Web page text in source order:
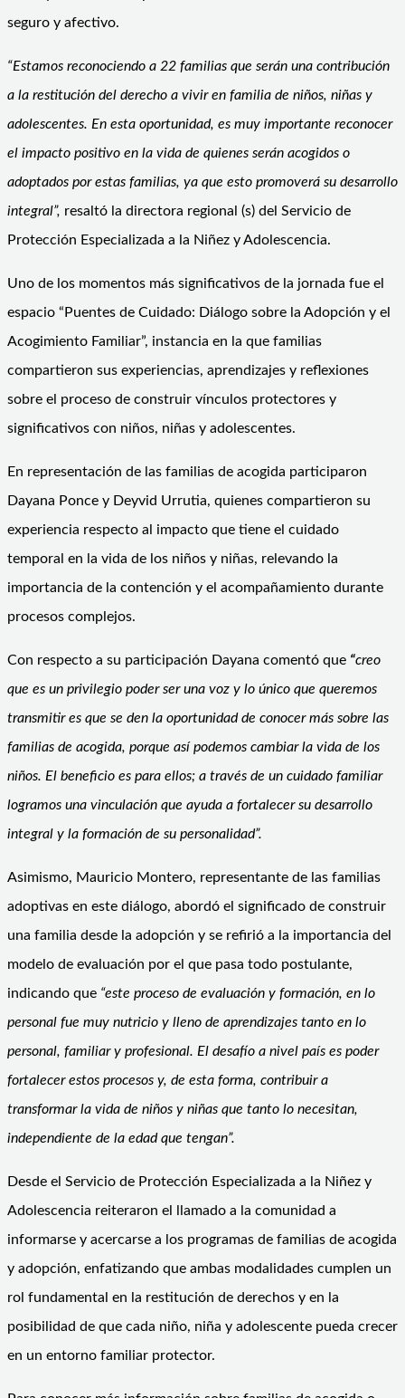
seguro y afectivo.
“Estamos reconociendo a 22 familias que serán una contribución
a la restitución del derecho a vivir en familia de niños, niñas y
adolescentes. En esta oportunidad, es muy importante reconocer
el impacto positivo en la vida de quienes serán acogidos o
adoptados por estas familias, ya que esto promoverá su desarrollo
integral”, resaltó la directora regional (s) del Servicio de
Protección Especializada a la Niñez y Adolescencia.
Uno de los momentos más significativos de la jornada fue el
espacio “Puentes de Cuidado: Diálogo sobre la Adopción y el
Acogimiento Familiar”, instancia en la que familias
compartieron sus experiencias, aprendizajes y reflexiones
sobre el proceso de construir vínculos protectores y
significativos con niños, niñas y adolescentes.
En representación de las familias de acogida participaron
Dayana Ponce y Deyvid Urrutia, quienes compartieron su
experiencia respecto al impacto que tiene el cuidado
temporal en la vida de los niños y niñas, relevando la
importancia de la contención y el acompañamiento durante
procesos complejos.
Con respecto a su participación Dayana comentó que “creo
que es un privilegio poder ser una voz y lo único que queremos
transmitir es que se den la oportunidad de conocer más sobre las
familias de acogida, porque así podemos cambiar la vida de los
niños. El beneficio es para ellos; a través de un cuidado familiar
logramos una vinculación que ayuda a fortalecer su desarrollo
integral y la formación de su personalidad”.
Asimismo, Mauricio Montero, representante de las familias
adoptivas en este diálogo, abordó el significado de construir
una familia desde la adopción y se refirió a la importancia del
modelo de evaluación por el que pasa todo postulante,
indicando que “este proceso de evaluación y formación, en lo
personal fue muy nutricio y lleno de aprendizajes tanto en lo
personal, familiar y profesional. El desafío a nivel país es poder
fortalecer estos procesos y, de esta forma, contribuir a
transformar la vida de niños y niñas que tanto lo necesitan,
independiente de la edad que tengan”.
Desde el Servicio de Protección Especializada a la Niñez y
Adolescencia reiteraron el llamado a la comunidad a
informarse y acercarse a los programas de familias de acogida
y adopción, enfatizando que ambas modalidades cumplen un
rol fundamental en la restitución de derechos y en la
posibilidad de que cada niño, niña y adolescente pueda crecer
en un entorno familiar protector.